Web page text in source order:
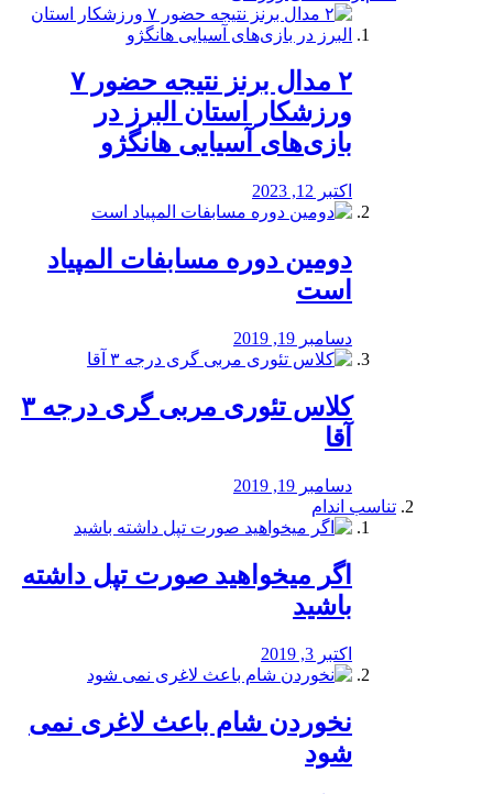
۲ مدال برنز نتیجه حضور ۷
ورزشکار استان البرز در
بازی‌های آسیایی هانگژو
اکتبر 12, 2023
دومین دوره مسابفات المپیاد
است
دسامبر 19, 2019
کلاس تئوری مربی گری درجه ۳
آقا
دسامبر 19, 2019
تناسب اندام
اگر میخواهید صورت تپل داشته
باشید
اکتبر 3, 2019
نخوردن شام باعث لاغری نمی
‌شود